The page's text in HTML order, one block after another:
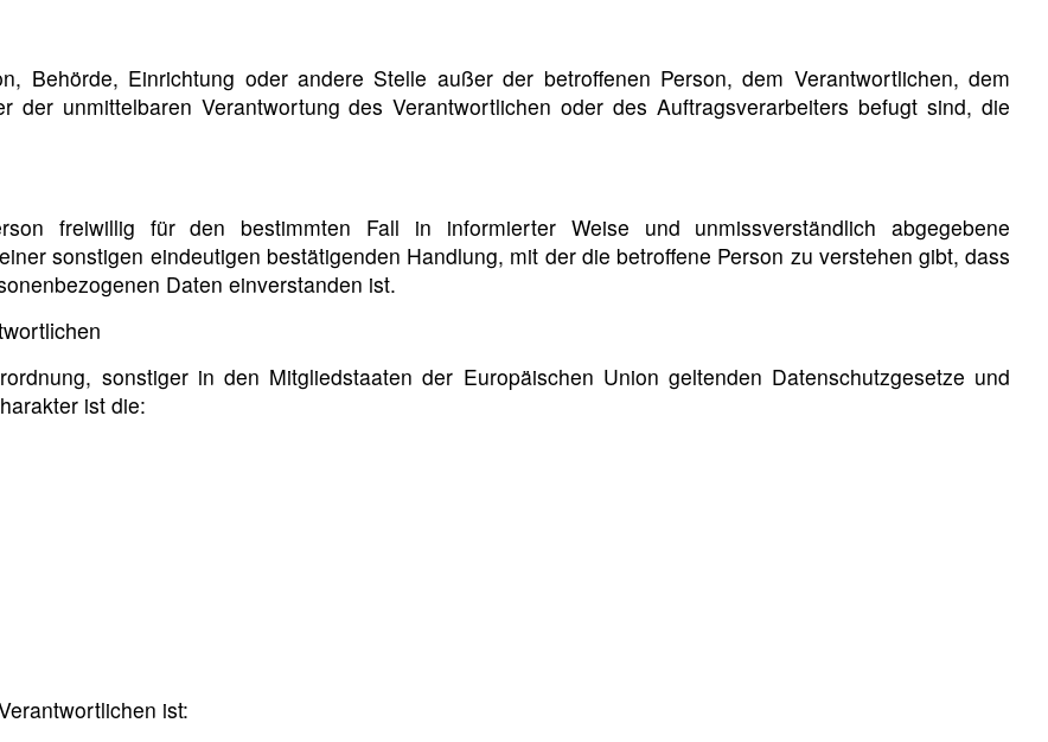
Behörde, Einrichtung oder andere Stelle außer der betroffenen Person, dem Verantwortlichen, dem
der unmittelbaren Verantwortung des Verantwortlichen oder des Auftragsverarbeiters befugt sind, die
freiwillig für den bestimmten Fall in informierter Weise und unmissverständlich abgegebene
sonstigen eindeutigen bestätigenden Handlung, mit der die betroffene Person zu verstehen gibt, dass
Daten einverstanden ist.
sonstiger in den Mitgliedstaaten der Europäischen Union geltenden Datenschutzgesetze und
ist die:
ist: